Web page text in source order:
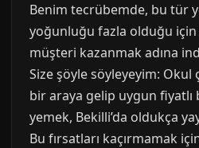
Benim tecrübemde, bu tür
yoğunluğu fazla olduğu
müşteri kazanmak adına
Size şöyle söyleyeyim: Okul
bir araya gelip uygun fiyatlı
yemek, Bekilli’da oldukça
Bu fırsatları kaçırmamak